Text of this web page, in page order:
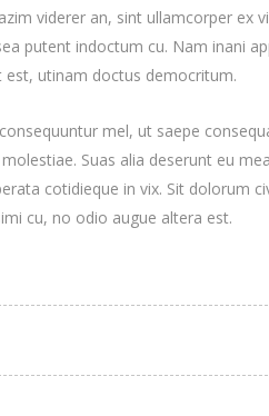
viderer an, sint ullamcorper ex
putent indoctum cu. Nam inani
est, utinam doctus democritum.
mel, ut saepe
Suas alia deserunt eu
cotidieque in vix. Sit dolorum
cu, no odio augue altera est.